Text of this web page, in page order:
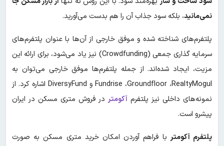
نمی‌مانید، بلکه سود جذاب آن را هم بدست می‌آورید.
پلتفرم‌های شناخته شده و موفق خارجی از آن‌ها با عنوان پلتفرم‌های
سرمایه گذاری جمعی (Crowdfunding) نیز یاد می‌شود، برای ارائه این
مزیت، ایجاد شده‌اند. از جمله پلتفرم‌ها موفق خارجی می‌توان به
Fundrise ،Groundfloor ،RealtyMogul و DiversyFund اشاره کرد. از
نمونه‌های داخلی نیز پلتفرم آکومتر در فروش متری مسکن در ایران
پیشرو است.
پلتفرم آکومتر با فراهم آوردن امکان خرید متری مسکن به صورت